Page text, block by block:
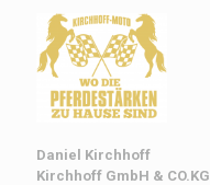
Daniel Kirchhoff
Kirchhoff GmbH & CO.KG